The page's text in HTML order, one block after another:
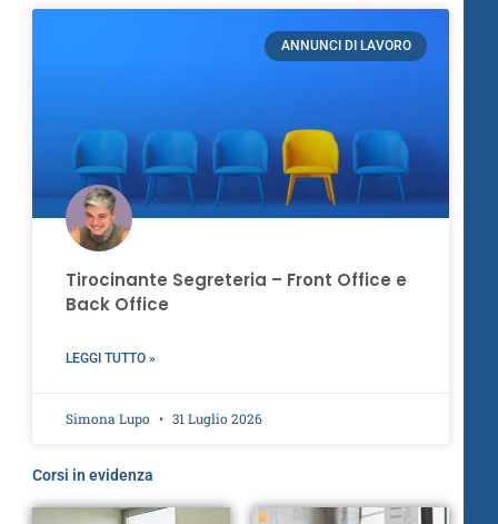
ANNUNCI DI LAVORO
Tirocinante Segreteria – Front Office e
Back Office
LEGGI TUTTO »
Simona Lupo 31 Luglio 2026
Corsi in evidenza